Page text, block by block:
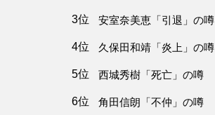
3位 安室奈美恵「引退」の噂
4位 久保田和靖「炎上」の噂
5位 西城秀樹「死亡」の噂
6位 角田信朗「不仲」の噂